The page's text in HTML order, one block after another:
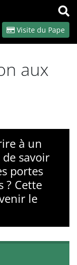
OK
Visite du Pape
aux
à un
savoir
portes
? Cette
le